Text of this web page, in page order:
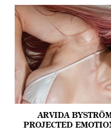
ARVIDA
PROJECTED